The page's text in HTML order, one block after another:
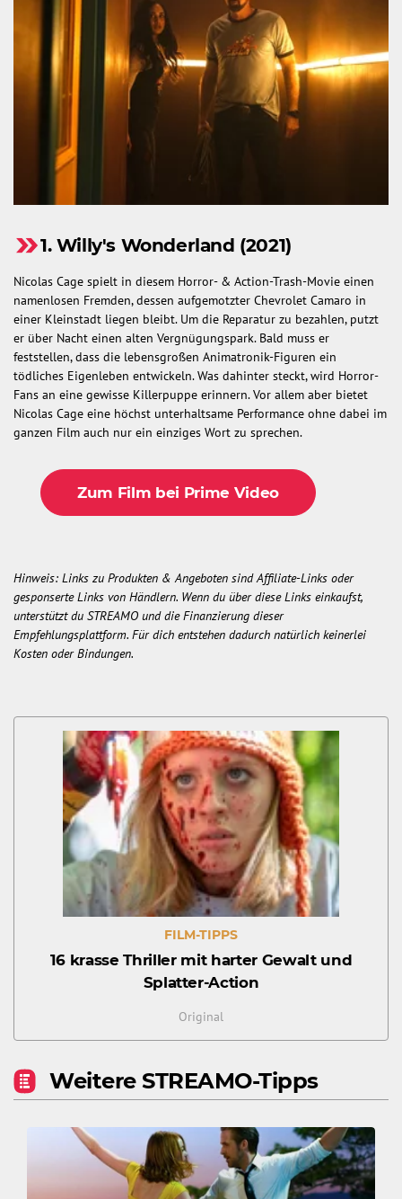
1. Willy's Wonderland (2021)
Nicolas Cage spielt in diesem Horror- & Action-Trash-Movie einen
namenlosen Fremden, dessen aufgemotzter Chevrolet Camaro in
einer Kleinstadt liegen bleibt. Um die Reparatur zu bezahlen, putzt
er über Nacht einen alten Vergnügungspark. Bald muss er
feststellen, dass die lebensgroßen Animatronik-Figuren ein
tödliches Eigenleben entwickeln. Was dahinter steckt, wird Horror-
Fans an eine gewisse Killerpuppe erinnern. Vor allem aber bietet
Nicolas Cage eine höchst unterhaltsame Performance ohne dabei im
ganzen Film auch nur ein einziges Wort zu sprechen.
Zum Film bei Prime Video
Hinweis: Links zu Produkten & Angeboten sind Affiliate-Links oder
gesponserte Links von Händlern. Wenn du über diese Links einkaufst,
unterstützt du STREAMO und die Finanzierung dieser
Empfehlungsplattform. Für dich entstehen dadurch natürlich keinerlei
Kosten oder Bindungen.
FILM-TIPPS
16 krasse Thriller mit harter Gewalt und
Splatter-Action
Original
Weitere STREAMO-Tipps